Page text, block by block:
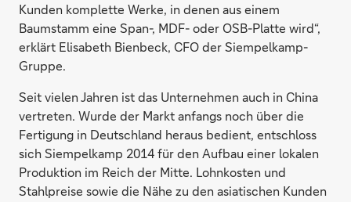
Kunden komplette Werke, in denen aus einem
Baumstamm eine Span-, MDF- oder OSB-Platte wird“,
erklärt Elisabeth Bienbeck, CFO der Siempelkamp-
Gruppe.
Seit vielen Jahren ist das Unternehmen auch in China
vertreten. Wurde der Markt anfangs noch über die
Fertigung in Deutschland heraus bedient, entschloss
sich Siempelkamp 2014 für den Aufbau einer lokalen
Produktion im Reich der Mitte. Lohnkosten und
Stahlpreise sowie die Nähe zu den asiatischen Kunden